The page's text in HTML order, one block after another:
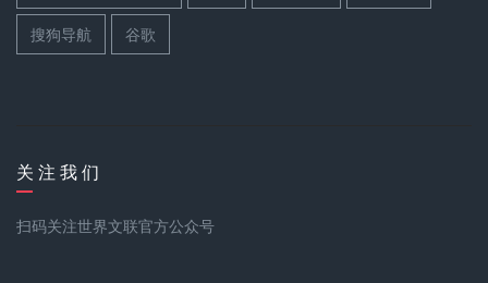
搜狗导航 谷歌
关 注 我 们
扫码关注世界文联官方公众号